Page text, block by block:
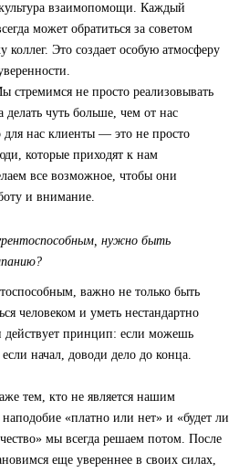
взаимопомощи. Каждый
может обратиться за советом
коллег. Это создает особую атмосферу
стремимся не просто реализовывать
делать чуть больше, чем от нас
нас клиенты — это не просто
которые приходят к нам
все возможное, чтобы они
и внимание.
нужно быть
важно не только быть
человеком и уметь нестандартно
принцип: если можешь
начал, доводи дело до конца.
тем, кто не является нашим
«платно или нет» и «будет ли
мы всегда решаем потом. После
еще увереннее в своих силах,